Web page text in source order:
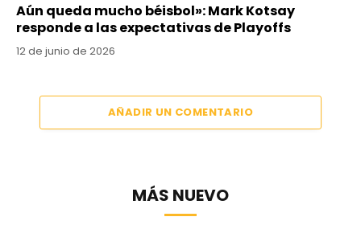
Aún queda mucho béisbol»: Mark Kotsay
responde a las expectativas de Playoffs
12 de junio de 2026
AÑADIR UN COMENTARIO
MÁS NUEVO